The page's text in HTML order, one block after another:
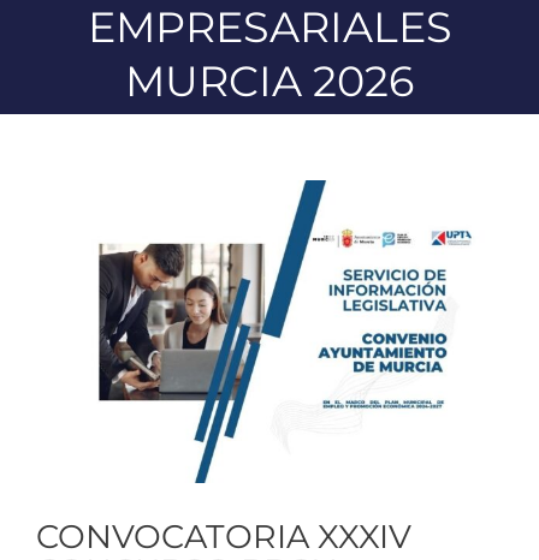
EMPRESARIALES
MURCIA 2026
CONVOCATORIA XXXIV